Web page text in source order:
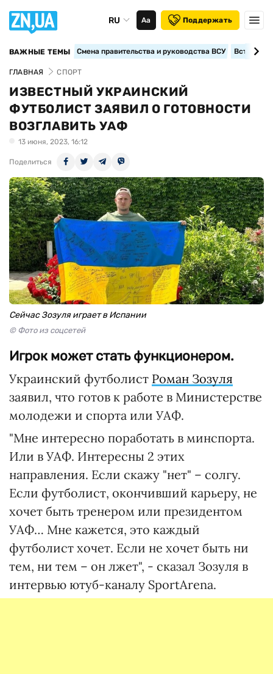
RU Аа Поддержать
ВАЖНЫЕ ТЕМЫ Смена правительства и руководства ВСУ
ГЛАВНАЯ СПОРТ
ИЗВЕСТНЫЙ УКРАИНСКИЙ
ФУТБОЛИСТ ЗАЯВИЛ О ГОТОВНОСТИ
ВОЗГЛАВИТЬ УАФ
13 июня, 2023, 16:12
Поделиться
Сейчас Зозуля играет в Испании
© Фото из соцсетей
Игрок может стать функционером.
Украинский футболист Роман Зозуля
заявил, что готов к работе в Министерстве
молодежи и спорта или УАФ.
"Мне интересно поработать в минспорта.
Или в УАФ. Интересны 2 этих
направления. Если скажу "нет" – солгу.
Если футболист, окончивший карьеру, не
хочет быть тренером или президентом
УАФ… Мне кажется, это каждый
футболист хочет. Если не хочет быть ни
тем, ни тем – он лжет", - сказал Зозуля в
интервью ютуб-каналу SportArena.